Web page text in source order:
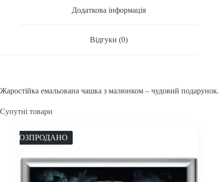
Додаткова інформація
Відгуки (0)
Жаростійка емальована чашка з малюнком – чудовий подарунок.
Супутні товари
РОЗПРОДАНО